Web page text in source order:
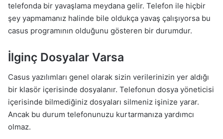
telefonda bir yavaşlama meydana gelir. Telefon ile hiçbir
şey yapmamanız halinde bile oldukça yavaş çalışıyorsa bu
casus programının olduğunu gösteren bir durumdur.
İlginç Dosyalar Varsa
Casus yazılımları genel olarak sizin verilerinizin yer aldığı
bir klasör içerisinde dosyalanır. Telefonun dosya yöneticisi
içerisinde bilmediğiniz dosyaları silmeniz işinize yarar.
Ancak bu durum telefonunuzu kurtarmanıza yardımcı
olmaz.